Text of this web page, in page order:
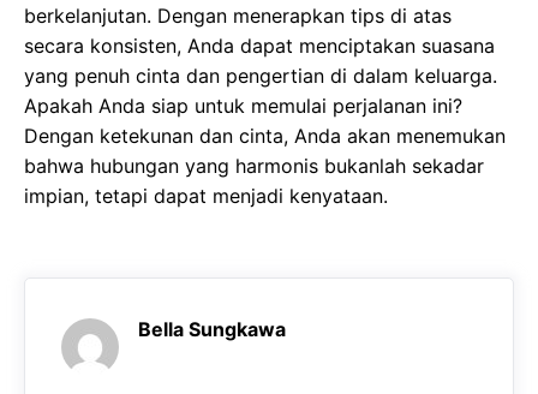
berkelanjutan. Dengan menerapkan tips di atas
secara konsisten, Anda dapat menciptakan suasana
yang penuh cinta dan pengertian di dalam keluarga.
Apakah Anda siap untuk memulai perjalanan ini?
Dengan ketekunan dan cinta, Anda akan menemukan
bahwa hubungan yang harmonis bukanlah sekadar
impian, tetapi dapat menjadi kenyataan.
Bella Sungkawa